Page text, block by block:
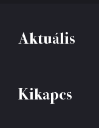
Aktuális
Kikapcs